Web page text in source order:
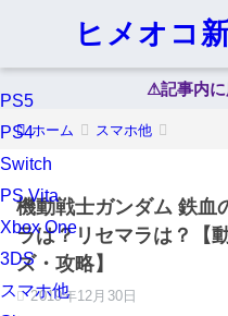
ヒメオコ
PS5
PS4
Switch
PS Vita
Xbox One
3DS
スマホ他
⚠︎記事内に
ホーム スマホ他
機動戦士ガンダム 鉄血
ラは？リセマラは？【
ズ・攻略】
2019年12月30日